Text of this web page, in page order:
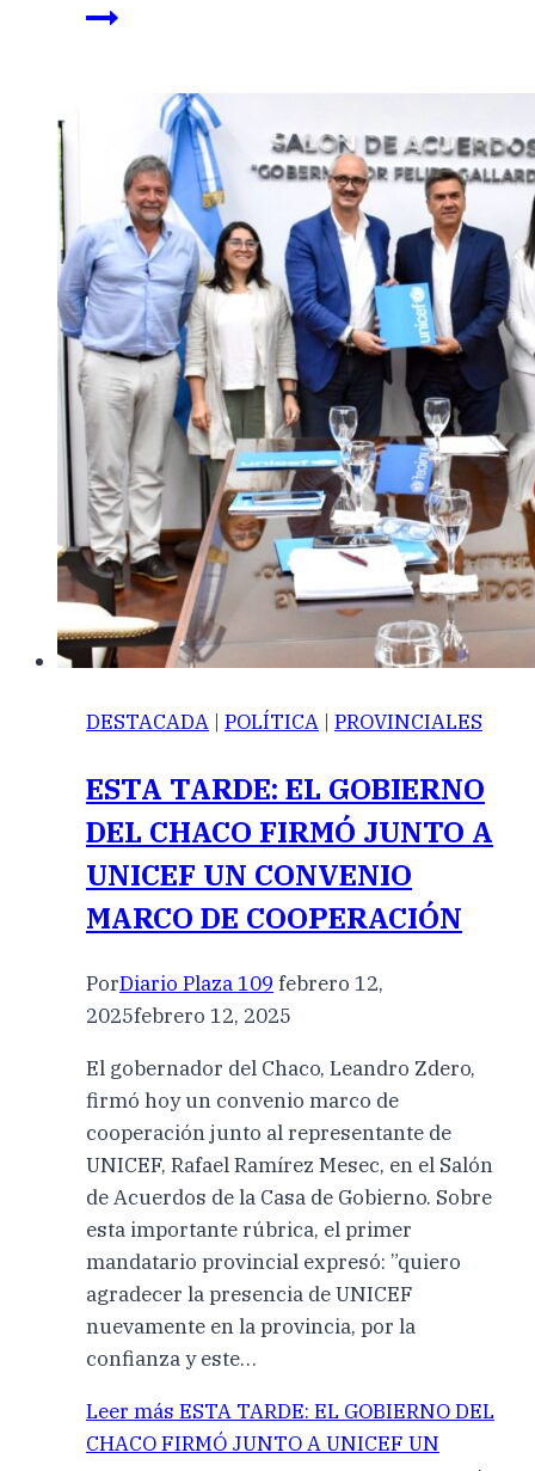
DESTACADA | POLÍTICA | PROVINCIALES
ESTA TARDE: EL GOBIERNO
DEL CHACO FIRMÓ JUNTO A
UNICEF UN CONVENIO
MARCO DE COOPERACIÓN
PorDiario Plaza 109 febrero 12,
2025febrero 12, 2025
El gobernador del Chaco, Leandro Zdero,
firmó hoy un convenio marco de
cooperación junto al representante de
UNICEF, Rafael Ramírez Mesec, en el Salón
de Acuerdos de la Casa de Gobierno. Sobre
esta importante rúbrica, el primer
mandatario provincial expresó: ”quiero
agradecer la presencia de UNICEF
nuevamente en la provincia, por la
confianza y este…
Leer más ESTA TARDE: EL GOBIERNO DEL
CHACO FIRMÓ JUNTO A UNICEF UN